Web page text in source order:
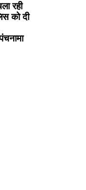
रही
को दी